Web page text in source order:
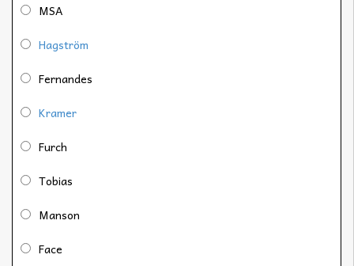
MSA
Hagström
Fernandes
Kramer
Furch
Tobias
Manson
Face